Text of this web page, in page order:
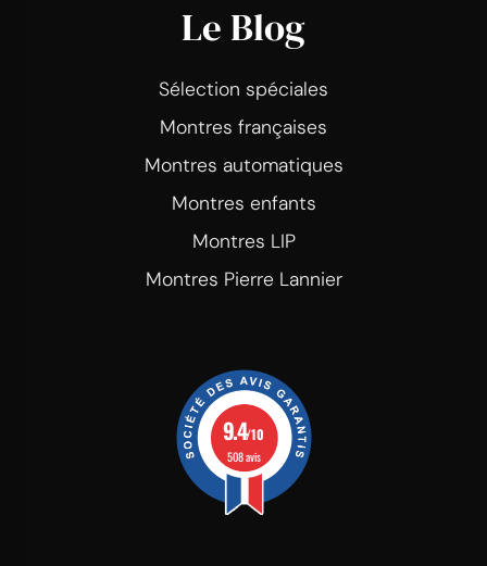
Le Blog
Sélection spéciales
Montres françaises
Montres automatiques
Montres enfants
Montres LIP
Montres Pierre Lannier
9.4/10
508 avis